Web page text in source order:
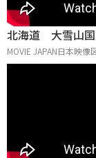
北海道 大雪山
MOVIE JAPAN日本映